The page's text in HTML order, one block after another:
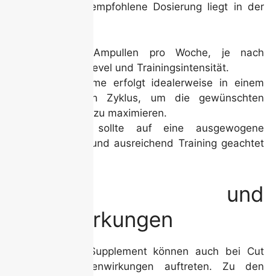
verwenden. Die empfohlene Dosierung liegt in der
1 bis 2 Ampullen pro Woche, je nach
Erfahrungslevel und Trainingsintensität.
Die Einnahme erfolgt idealerweise in einem
festgelegten Zyklus, um die gewünschten
Ergebnisse zu maximieren.
Zusätzlich sollte auf eine ausgewogene
Ernährung und ausreichend Training geachtet
Risiken und
Nebenwirkungen
Wie bei jedem Supplement können auch bei Cut
Stack 150 Nebenwirkungen auftreten. Zu den